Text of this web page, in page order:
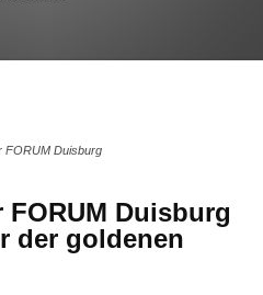
FORUM Duisburg
Duisburg
der goldenen